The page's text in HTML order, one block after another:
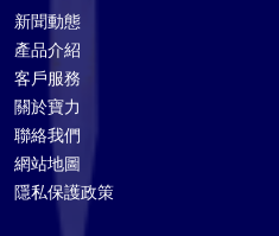
新聞動態
產品介紹
客戶服務
關於寶力
聯絡我們
網站地圖
隱私保護政策